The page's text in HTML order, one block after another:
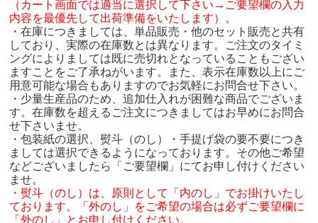
（カート画面では適当に選択して下さい→ご要望欄の入力
内容を最優先して出荷準備をいたします）。
・在庫につきましては、単品販売・他のセット販売と共有
しており、実際の在庫数とは異なります。ご注文のタイミ
ングによりましては既に売切れとなっていることもござい
ますことをご了承ねがいます。また、表示在庫数以上にご
用意可能な場合もありますのでお気軽にお問合せ下さい。
・少量生産品のため、追加仕入れが困難な商品でございま
す。在庫数を超えるご注文につきましてはお早めにお問合
せ下さいませ。
・包装紙の選択、熨斗（のし）・手提げ袋の要不要につき
ましては選択できるようになっております。その他ご希望
などございましたら「ご要望欄」にてお申し付けください
ませ。
・熨斗（のし）は、原則として「内のし」でお掛けいたし
ております。「外のし」をご希望の場合は必ずご要望欄に
「外のし」とお申し付けください。